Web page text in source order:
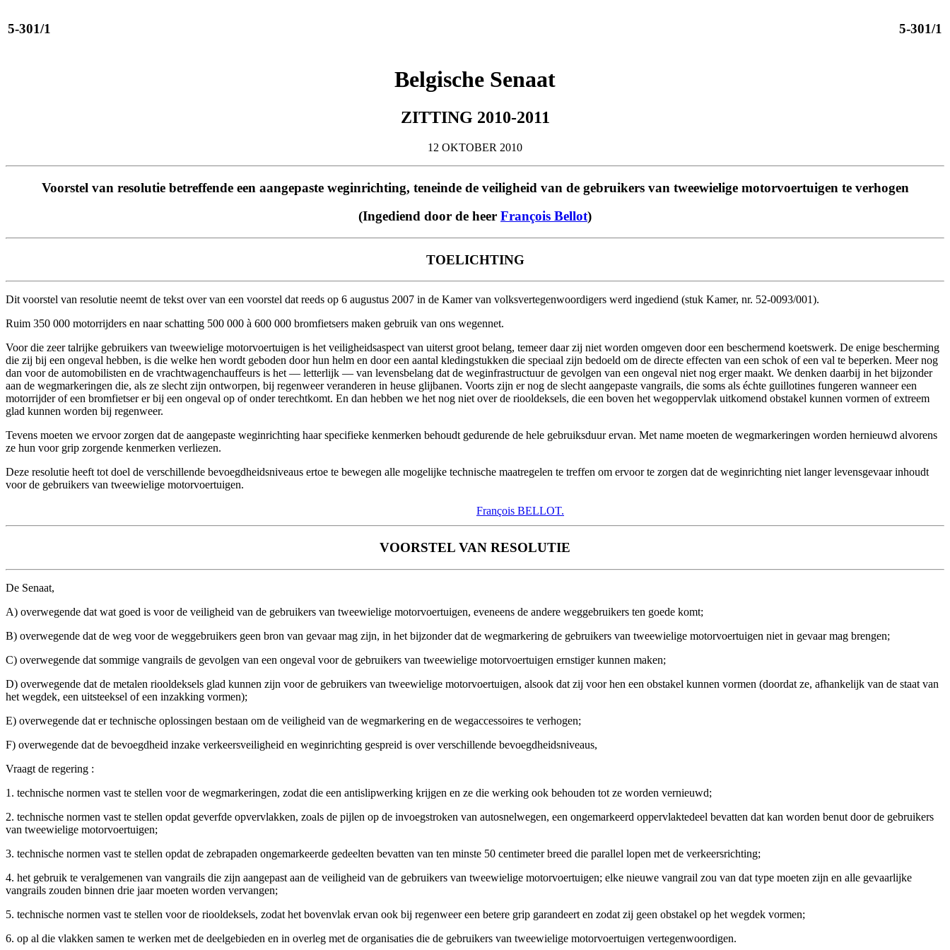
5-301/1 5-301/1
Belgische Senaat
ZITTING 2010-2011
12 OKTOBER 2010
Voorstel van resolutie betreffende een aangepaste weginrichting, teneinde de veiligheid van de gebruikers van tweewielige motorvoertuigen te verhogen
(Ingediend door de heer François Bellot)
TOELICHTING
Dit voorstel van resolutie neemt de tekst over van een voorstel dat reeds op 6 augustus 2007 in de Kamer van volksvertegenwoordigers werd ingediend (stuk Kamer, nr. 52-0093/001).
Ruim 350 000 motorrijders en naar schatting 500 000 à 600 000 bromfietsers maken gebruik van ons wegennet.
Voor die zeer talrijke gebruikers van tweewielige motorvoertuigen is het veiligheidsaspect van uiterst groot belang, temeer daar zij niet worden omgeven door een beschermend koetswerk. De enige bescherming
die zij bij een ongeval hebben, is die welke hen wordt geboden door hun helm en door een aantal kledingstukken die speciaal zijn bedoeld om de directe effecten van een schok of een val te beperken. Meer nog
dan voor de automobilisten en de vrachtwagenchauffeurs is het — letterlijk — van levensbelang dat de weginfrastructuur de gevolgen van een ongeval niet nog erger maakt. We denken daarbij in het bijzonder
aan de wegmarkeringen die, als ze slecht zijn ontworpen, bij regenweer veranderen in heuse glijbanen. Voorts zijn er nog de slecht aangepaste vangrails, die soms als échte guillotines fungeren wanneer een
motorrijder of een bromfietser er bij een ongeval op of onder terechtkomt. En dan hebben we het nog niet over de riooldeksels, die een boven het wegoppervlak uitkomend obstakel kunnen vormen of extreem
glad kunnen worden bij regenweer.
Tevens moeten we ervoor zorgen dat de aangepaste weginrichting haar specifieke kenmerken behoudt gedurende de hele gebruiksduur ervan. Met name moeten de wegmarkeringen worden hernieuwd alvorens
ze hun voor grip zorgende kenmerken verliezen.
Deze resolutie heeft tot doel de verschillende bevoegdheidsniveaus ertoe te bewegen alle mogelijke technische maatregelen te treffen om ervoor te zorgen dat de weginrichting niet langer levensgevaar inhoudt
voor de gebruikers van tweewielige motorvoertuigen.
François BELLOT.
VOORSTEL VAN RESOLUTIE
De Senaat,
A) overwegende dat wat goed is voor de veiligheid van de gebruikers van tweewielige motorvoertuigen, eveneens de andere weggebruikers ten goede komt;
B) overwegende dat de weg voor de weggebruikers geen bron van gevaar mag zijn, in het bijzonder dat de wegmarkering de gebruikers van tweewielige motorvoertuigen niet in gevaar mag brengen;
C) overwegende dat sommige vangrails de gevolgen van een ongeval voor de gebruikers van tweewielige motorvoertuigen ernstiger kunnen maken;
D) overwegende dat de metalen riooldeksels glad kunnen zijn voor de gebruikers van tweewielige motorvoertuigen, alsook dat zij voor hen een obstakel kunnen vormen (doordat ze, afhankelijk van de staat van
het wegdek, een uitsteeksel of een inzakking vormen);
E) overwegende dat er technische oplossingen bestaan om de veiligheid van de wegmarkering en de wegaccessoires te verhogen;
F) overwegende dat de bevoegdheid inzake verkeersveiligheid en weginrichting gespreid is over verschillende bevoegdheidsniveaus,
Vraagt de regering :
1. technische normen vast te stellen voor de wegmarkeringen, zodat die een antislipwerking krijgen en ze die werking ook behouden tot ze worden vernieuwd;
2. technische normen vast te stellen opdat geverfde opvervlakken, zoals de pijlen op de invoegstroken van autosnelwegen, een ongemarkeerd oppervlaktedeel bevatten dat kan worden benut door de gebruikers
van tweewielige motorvoertuigen;
3. technische normen vast te stellen opdat de zebrapaden ongemarkeerde gedeelten bevatten van ten minste 50 centimeter breed die parallel lopen met de verkeersrichting;
4. het gebruik te veralgemenen van vangrails die zijn aangepast aan de veiligheid van de gebruikers van tweewielige motorvoertuigen; elke nieuwe vangrail zou van dat type moeten zijn en alle gevaarlijke
vangrails zouden binnen drie jaar moeten worden vervangen;
5. technische normen vast te stellen voor de riooldeksels, zodat het bovenvlak ervan ook bij regenweer een betere grip garandeert en zodat zij geen obstakel op het wegdek vormen;
6. op al die vlakken samen te werken met de deelgebieden en in overleg met de organisaties die de gebruikers van tweewielige motorvoertuigen vertegenwoordigen.